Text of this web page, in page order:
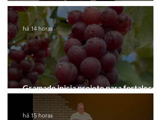
Coluna de Caxias
Gramado inicia projeto para fortalecer a
Rota do Vinho
há 14 horas
há 15 horas